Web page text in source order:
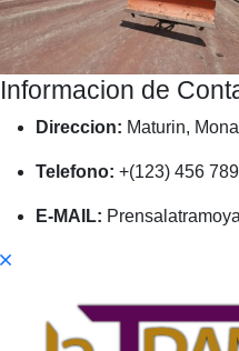
Informacion de
Direccion: Maturin,
Telefono: +(123) 456 789
E-MAIL: